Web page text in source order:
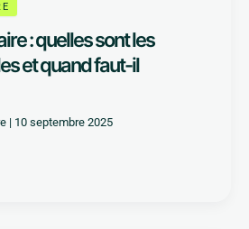
: quelles sont les
et quand faut-il
| 10 septembre 2025